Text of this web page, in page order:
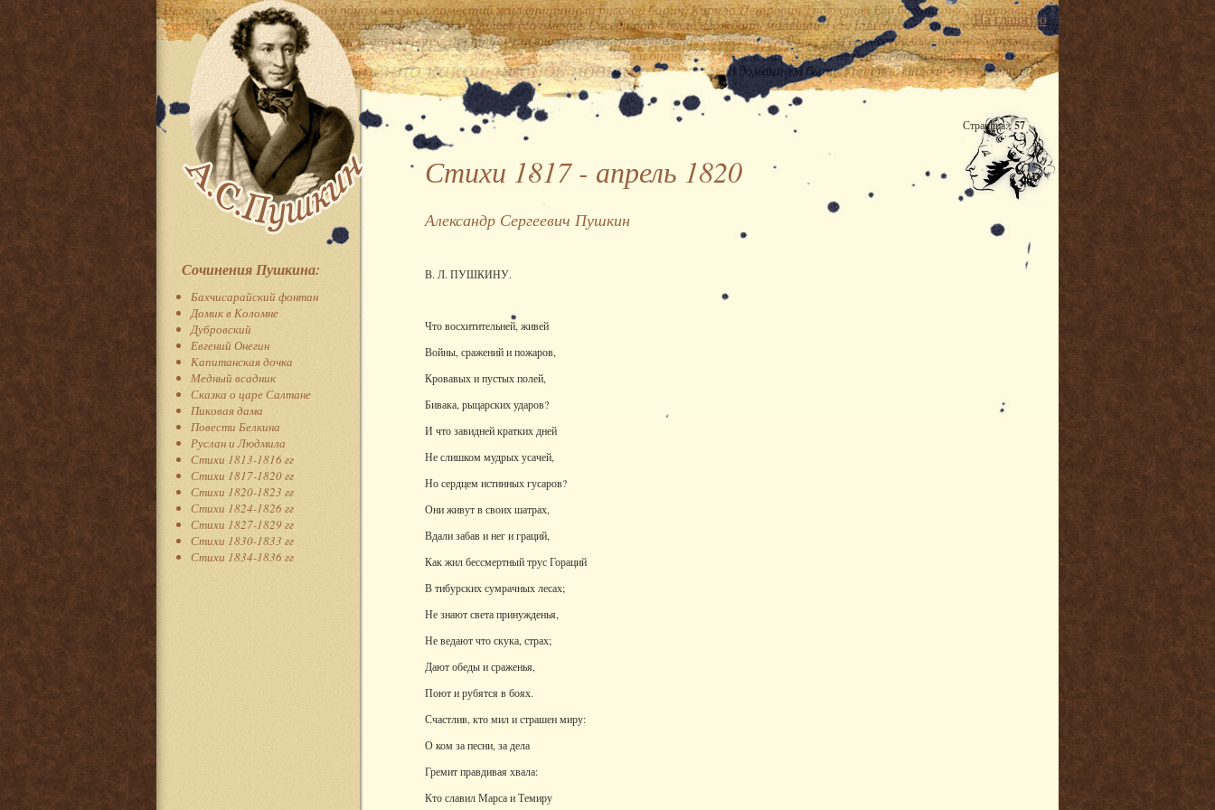
Сочинения Пушкина:
Бахчисарайский фонтан
Домик в Коломне
Дубровский
Евгений Онегин
Капитанская дочка
Медный всадник
Сказка о царе Салтане
Пиковая дама
Повести Белкина
Руслан и Людмила
Стихи 1813-1816 гг
Стихи 1817-1820 гг
Стихи 1820-1823 гг
Стихи 1824-1826 гг
Стихи 1827-1829 гг
Стихи 1830-1833 гг
Стихи 1834-1836 гг
На главную
Страница: 57
Стихи 1817 - апрель 1820
Александр Сергеевич Пушкин
В. Л. ПУШКИНУ.
Что восхитительней, живей
Войны, сражений и пожаров,
Кровавых и пустых полей,
Бивака, рыцарских ударов?
И что завидней кратких дней
Не слишком мудрых усачей,
Но сердцем истинных гусаров?
Они живут в своих шатрах,
Вдали забав и нег и граций,
Как жил бессмертный трус Гораций
В тибурских сумрачных лесах;
Не знают света принужденья,
Не ведают что скука, страх;
Дают обеды и сраженья,
Поют и рубятся в боях.
Счастлив, кто мил и страшен миру:
О ком за песни, за дела
Гремит правдивая хвала:
Кто славил Марса и Темиру